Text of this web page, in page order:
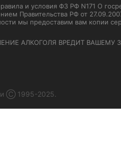
и условия ФЗ РФ N171 О
Правительства РФ от
мы предоставим вам копии
АЛКОГОЛЯ ВРЕДИТ ВАШЕМУ
Ⓒ 1995-2025.